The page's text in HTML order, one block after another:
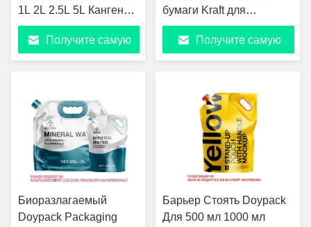
1L 2L 2.5L 5L Канген
Вода Жидкость
Пополнительный
мешок напитки Сок
Получите самую
бумаги Kraft для
индивидуальной печати
для личного ухода
Получите самую
Биоразлагаемый
Doypack Packaging
Барьер Стоять Doypack
Для 500 мл 1000 мл